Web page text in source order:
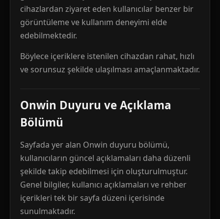
cihazlardan ziyaret eden kullanıcılar benzer bir
görüntüleme ve kullanım deneyimi elde
edebilmektedir.
Böylece içeriklere istenilen cihazdan rahat, hızlı
ve sorunsuz şekilde ulaşılması amaçlanmaktadır.
Onwin Duyuru ve Açıklama
Bölümü
Sayfada yer alan Onwin duyuru bölümü,
kullanıcıların güncel açıklamaları daha düzenli
şekilde takip edebilmesi için oluşturulmuştur.
Genel bilgiler, kullanıcı açıklamaları ve rehber
içerikleri tek bir sayfa düzeni içerisinde
sunulmaktadır.